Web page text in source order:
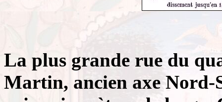
La plus grande rue du
Martin, ancien axe